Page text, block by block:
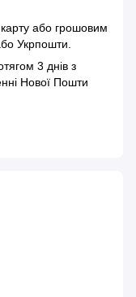
або грошовим
Укрпошти.
3 днів з
Нової Пошти